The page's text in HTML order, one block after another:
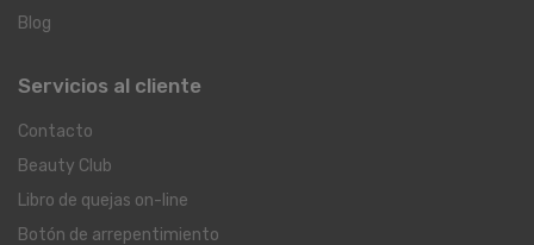
Blog
Servicios al cliente
Contacto
Beauty Club
Libro de quejas on-line
Botón de arrepentimiento